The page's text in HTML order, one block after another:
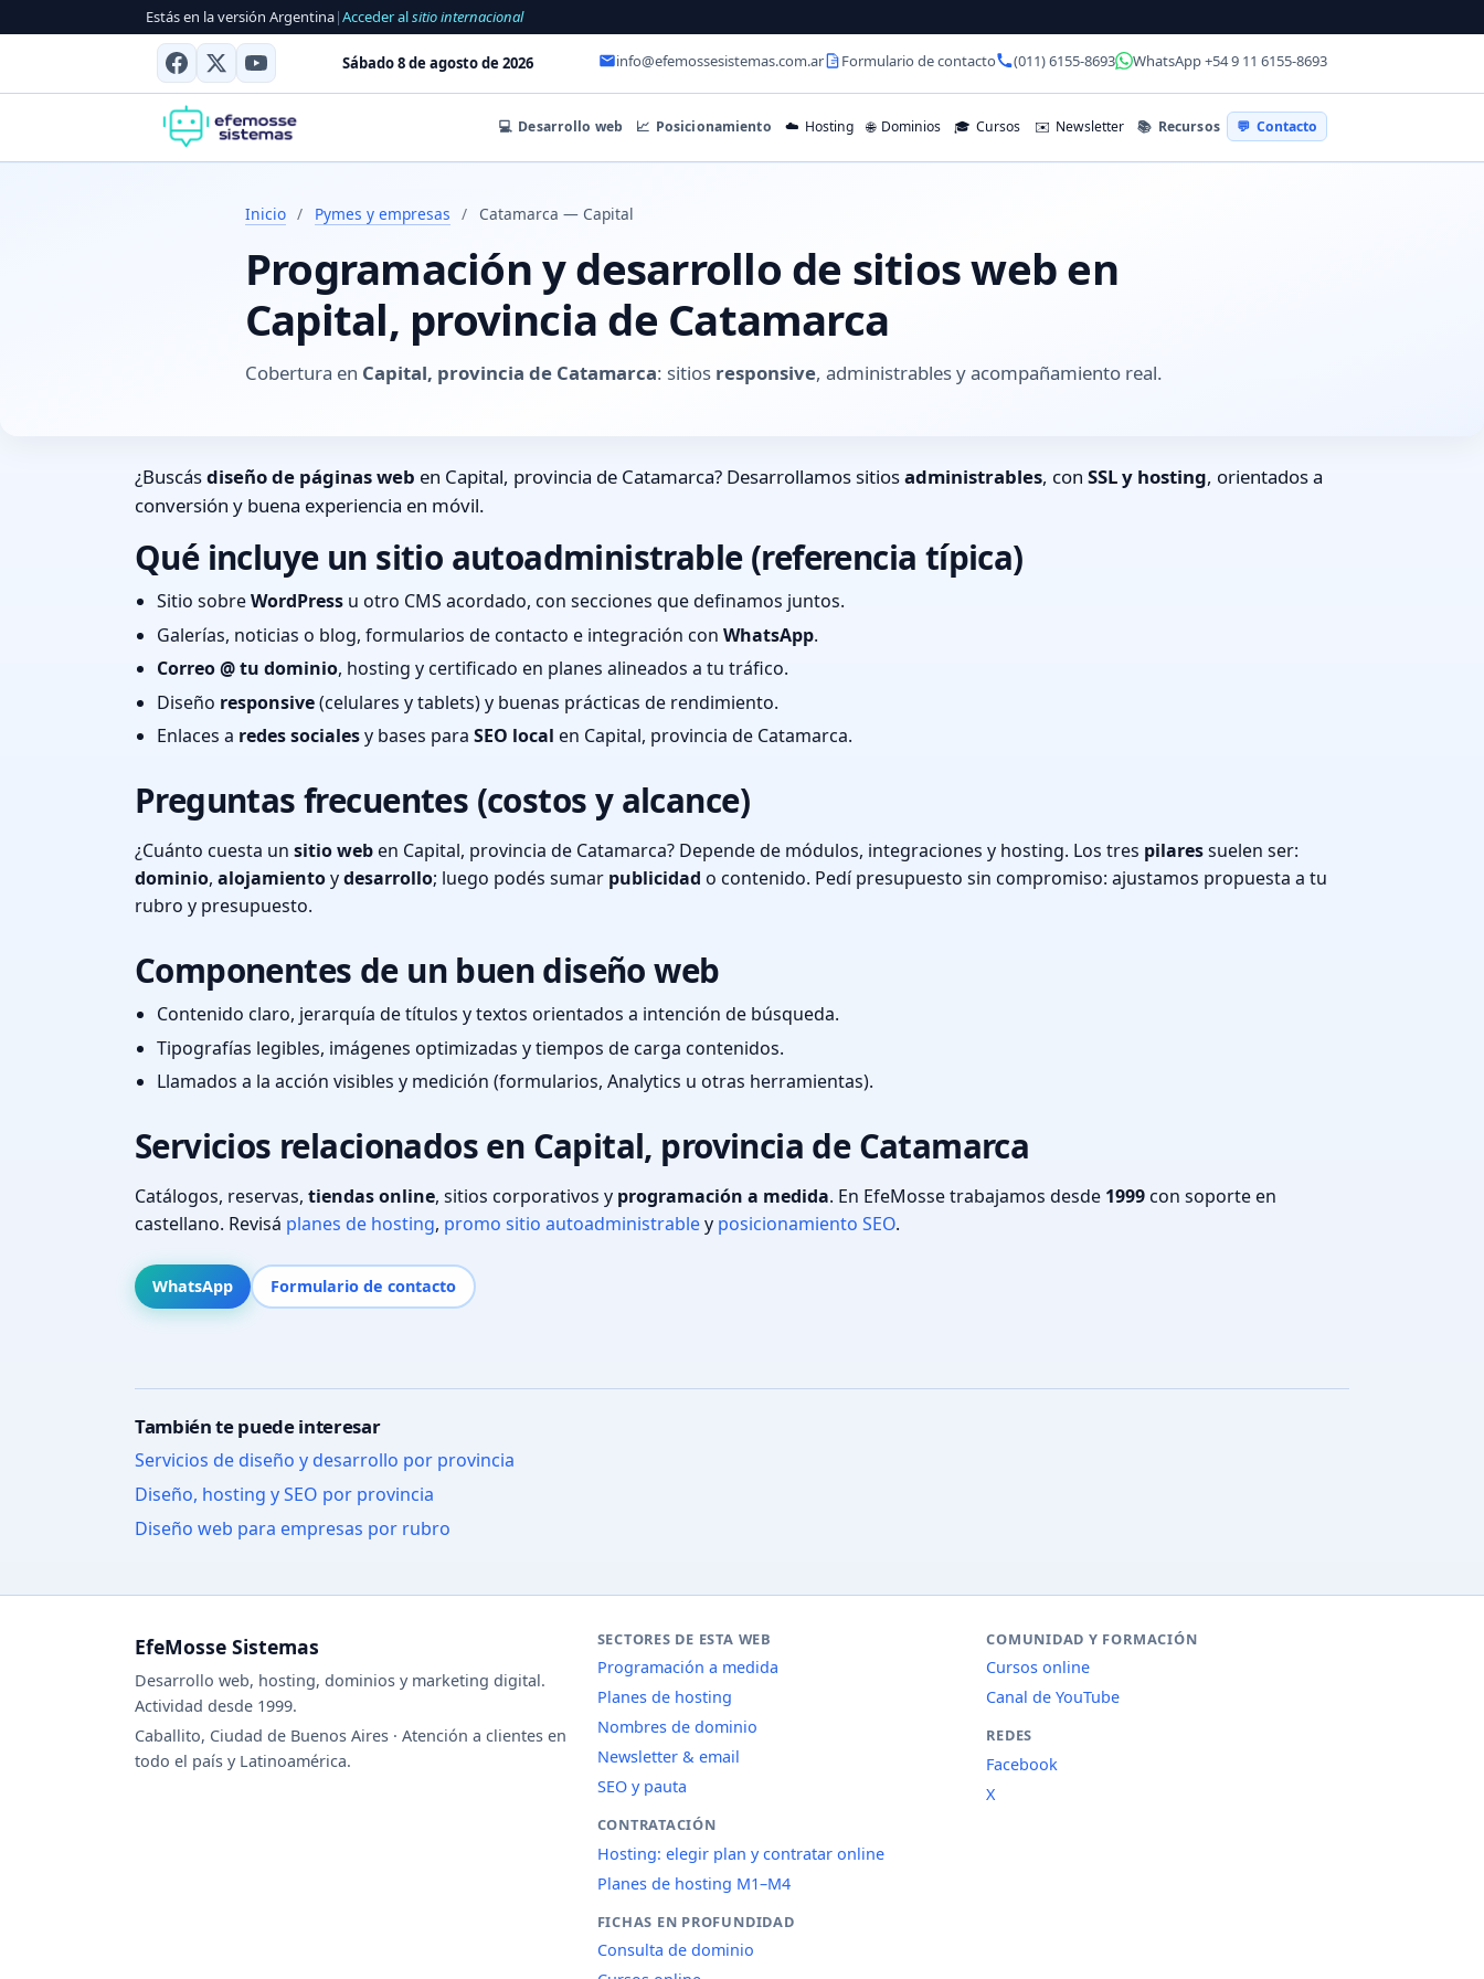
Estás en la versión Argentina|Acceder alsitio internacional
Sábado 8 de agosto de 2026 info@efemossesistemas.com.ar Formulario de contacto (011) 6155-8693 WhatsApp +54 9 11 6155-8693
💻 Desarrollo web 📈 Posicionamiento ☁️ Hosting 🌐 Dominios 🎓 Cursos ✉️ Newsletter 📚 Recursos 💬 Contacto
Inicio / Pymes y empresas / Catamarca — Capital
Programación y desarrollo de sitios web en
Capital, provincia de Catamarca
Cobertura en Capital, provincia de Catamarca: sitios responsive, administrables y acompañamiento real.
¿Buscásdiseño de páginas web en Capital, provincia de Catamarca? Desarrollamos sitiosadministrables, con SSL y hosting, orientados a
conversión y buena experiencia en móvil.
Qué incluye un sitio autoadministrable (referencia típica)
Sitio sobreWordPress u otro CMS acordado, con secciones que definamos juntos.
Galerías, noticias o blog, formularios de contacto e integración con WhatsApp.
Correo @ tu dominio, hosting y certificado en planes alineados a tu tráfico.
Diseño responsive(celulares y tablets) y buenas prácticas de rendimiento.
Enlaces a redes socialesy bases para SEO local en Capital, provincia de Catamarca.
Preguntas frecuentes (costos y alcance)
¿Cuánto cuesta un sitio weben Capital, provincia de Catamarca? Depende de módulos, integraciones y hosting. Los tres pilaressuelen ser:
dominio, alojamientoydesarrollo; luego podés sumar publicidad o contenido. Pedí presupuesto sin compromiso: ajustamos propuesta a tu
rubro y presupuesto.
Componentes de un buen diseño web
Contenido claro, jerarquía de títulos y textos orientados a intención de búsqueda.
Tipografías legibles, imágenes optimizadas y tiempos de carga contenidos.
Llamados a la acción visibles y medición (formularios, Analytics u otras herramientas).
Servicios relacionados en Capital, provincia de Catamarca
Catálogos, reservas, tiendas online, sitios corporativos y programación a medida. En EfeMosse trabajamos desde 1999con soporte en
castellano. Revisá planes de hosting, promo sitio autoadministrabley posicionamiento SEO.
WhatsApp Formulario de contacto
También te puede interesar
Servicios de diseño y desarrollo por provincia
Diseño, hosting y SEO por provincia
Diseño web para empresas por rubro
EfeMosse Sistemas
Desarrollo web, hosting, dominios y marketing digital.
Actividad desde 1999.
Caballito, Ciudad de Buenos Aires · Atención a clientes en
todo el país y Latinoamérica.
SECTORES DE ESTA WEB
Programación a medida
Planes de hosting
Nombres de dominio
Newsletter & email
SEO y pauta
CONTRATACIÓN
Hosting: elegir plan y contratar online
Planes de hosting M1–M4
FICHAS EN PROFUNDIDAD
Consulta de dominio
COMUNIDAD Y FORMACIÓN
Cursos online
Canal de YouTube
REDES
Facebook
X